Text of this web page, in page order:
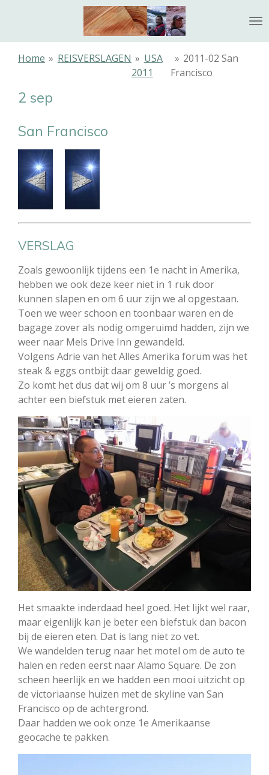
naar
Home » REISVERSLAGEN » USA
2011
» 2011-02 San
Francisco
2 sep
San Francisco
VERSLAG
Zoals gewoonlijk tijdens een 1e nacht in Amerika,
hebben we ook deze keer niet in 1 ruk door
kunnen slapen en om 6 uur zijn we al opgestaan.
Toen we weer schoon en toonbaar waren en de
bagage zover als nodig omgeruimd hadden, zijn we
weer naar Mels Drive Inn gewandeld.
Volgens Adrie van het Alles Amerika forum was het
steak & eggs ontbijt daar geweldig goed.
Zo komt het dus dat wij om 8 uur ’s morgens al
achter een biefstuk met eieren zaten.
Het smaakte inderdaad heel goed. Het lijkt wel raar,
maar eigenlijk kan je beter een biefstuk dan bacon
bij de eieren eten. Dat is lang niet zo vet.
We wandelden terug naar het motel om de auto te
halen en reden eerst naar Alamo Square. De zon
scheen heerlijk en we hadden een mooi uitzicht op
de victoriaanse huizen met de skyline van San
Francisco op de achtergrond.
Daar hadden we ook onze 1e Amerikaanse
geocache te pakken.